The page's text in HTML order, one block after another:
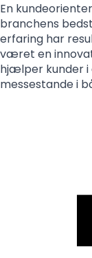
En
branchens
erfaring har
været en
hjælper kunder i
messestande i